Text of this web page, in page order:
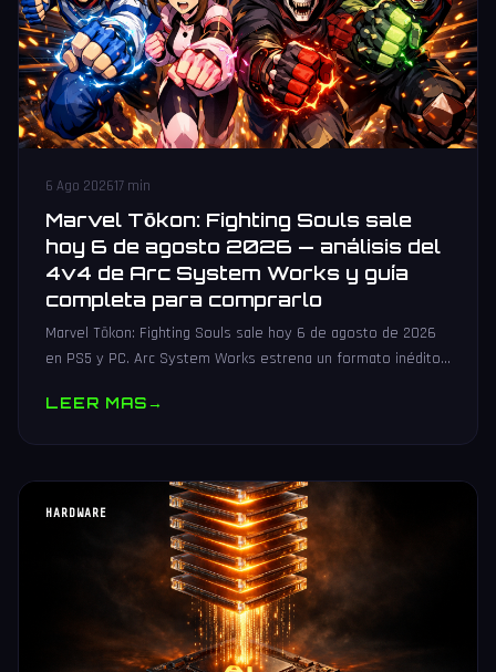
6 Ago 202617 min
Marvel Tōkon: Fighting Souls sale
hoy 6 de agosto 2026 — análisis del
4v4 de Arc System Works y guía
completa para comprarlo
Marvel Tōkon: Fighting Souls sale hoy 6 de agosto de 2026
en PS5 y PC. Arc System Works estrena un formato inédito
LEER MAS→
HARDWARE